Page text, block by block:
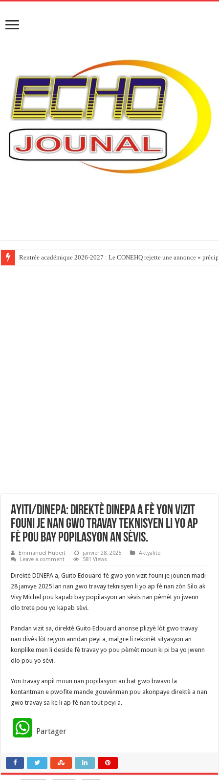
Rentrée académique 2026-2027 : Le CONEHQ rejette une annonce «
Ayiti/DINEPA: Direktè DINEPA a fè yon vizit
founi je nan gwo travay teknisyen li yo ap
fè pou bay popilasyon an sèvis.
Emmanuel Hubert janvier 28, 2025
Aktyalite
Leave a comment
581 Views
Direktè DINEPA a, Guito Edouard fè gwo yon vizit founi je jounen madi
28 janvye 2025 lan nan gwo travay teknisyen li yo ap fè nan zòn Silo ak
Vivy Michel pou kapab bay popilasyon an sèvis nan pèmèt yo jwenn
dlo trete pou yo kapab sèvi.
Pandan vizit sa, direktè Guito Edouard anonse plizyè lòt gwo travay
nan divès lòt rejyon anndan peyi a, malgre li rekonèt sityasyon an
konplike men li deside fè travay yo pou pèmèt moun ki pi ba yo jwenn
dlo pou yo sèvi.
Yon travay anpil moun nan popilasyon an bat gwo bwavo la
kontantman e pwofite mande gouvènman pou akonpaye direktè a nan
gwo travay sa ke li ap fè nan tout peyi a.
W
a
Partager